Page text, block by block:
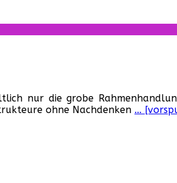
nur die grobe
ohne Nachdenken …